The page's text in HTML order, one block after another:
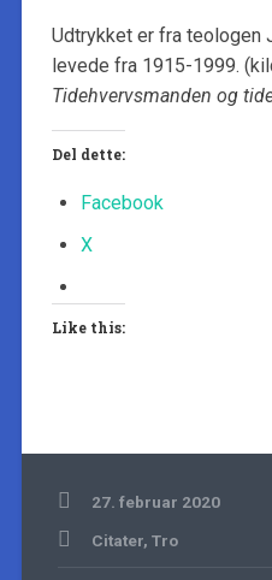
Udtrykket er fra teologen
levede fra 1915-1999.
Tidehvervsmanden og
Del dette:
Facebook
X
Like this:
27. februar 2020
Citater, Tro